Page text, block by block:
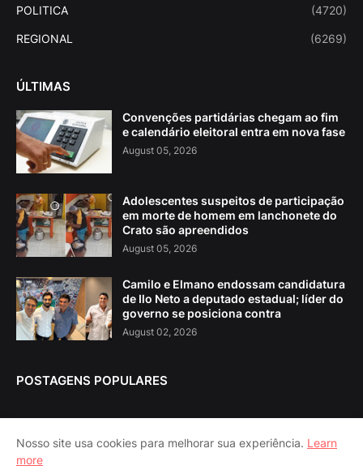
POLITICA (4720)
REGIONAL (6269)
ÚLTIMAS
Convenções partidárias chegam ao fim
e calendário eleitoral entra em nova fase
August 05, 2026
Adolescentes suspeitos de participação
em morte de homem em lanchonete do
Crato são apreendidos
August 05, 2026
Camilo e Elmano endossam candidatura
de Ilo Neto a deputado estadual; líder do
governo se posiciona contra
August 02, 2026
POSTAGENS POPULARES
Nosso site usa cookies para melhorar sua experiência. Learn
more